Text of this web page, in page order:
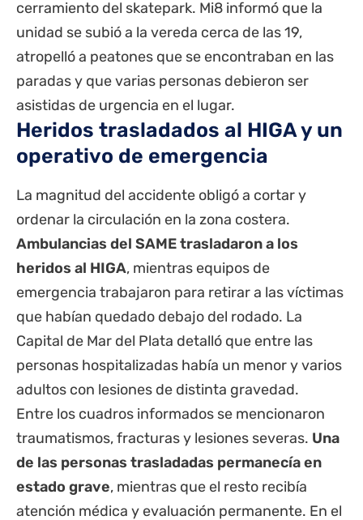
cerramiento del skatepark. Mi8 informó que la
unidad se subió a la vereda cerca de las 19,
atropelló a peatones que se encontraban en las
paradas y que varias personas debieron ser
asistidas de urgencia en el lugar.
Heridos trasladados al HIGA y un
operativo de emergencia
La magnitud del accidente obligó a cortar y
ordenar la circulación en la zona costera.
Ambulancias del SAME trasladaron a los
heridos al HIGA, mientras equipos de
emergencia trabajaron para retirar a las víctimas
que habían quedado debajo del rodado. La
Capital de Mar del Plata detalló que entre las
personas hospitalizadas había un menor y varios
adultos con lesiones de distinta gravedad.
Entre los cuadros informados se mencionaron
traumatismos, fracturas y lesiones severas. Una
de las personas trasladadas permanecía en
estado grave, mientras que el resto recibía
atención médica y evaluación permanente. En el